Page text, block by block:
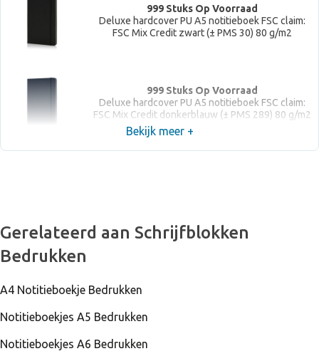
999 Stuks Op Voorraad
Deluxe hardcover PU A5 notitieboek FSC claim:
FSC Mix Credit zwart (± PMS 30) 80 g/m2
999 Stuks Op Voorraad
Deluxe hardcover PU A5 notitieboek FSC claim:
FSC Mix Credit donkerblauw (± PMS 289) 80 g/m2
Bekijk meer +
Gerelateerd aan Schrijfblokken
Bedrukken
A4 Notitieboekje Bedrukken
Notitieboekjes A5 Bedrukken
Notitieboekjes A6 Bedrukken